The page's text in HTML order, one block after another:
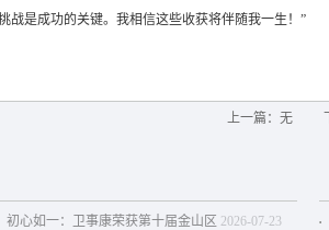
战是成功的关键。我相信这些收获将伴随我一生！”
上一篇：无
初心如一：卫事康荣获第十届金山区 2026-07-23